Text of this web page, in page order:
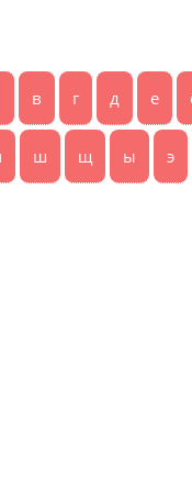
в г д е
ш щ ы э